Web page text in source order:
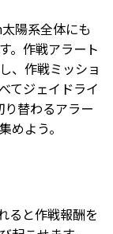
陽系全体にも
。作戦アラート
、作戦ミッショ
てジェイドライ
り替わるアラー
めよう。
ると作戦報酬を